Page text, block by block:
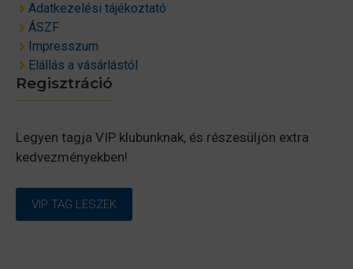
Adatkezelési tájékoztató
ÁSZF
Impresszum
Elállás a vásárlástól
Regisztráció
Legyen tagja VIP klubunknak, és részesüljön extra
kedvezményekben!
VIP TAG LESZEK